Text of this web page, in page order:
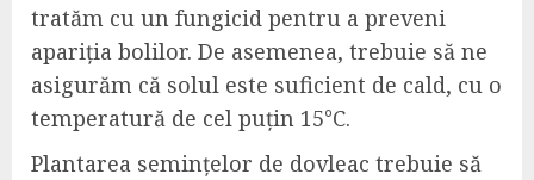
tratăm cu un fungicid pentru a preveni
apariția bolilor. De asemenea, trebuie să ne
asigurăm că solul este suficient de cald, cu o
temperatură de cel puțin 15°C.
Plantarea semințelor de dovleac trebuie să